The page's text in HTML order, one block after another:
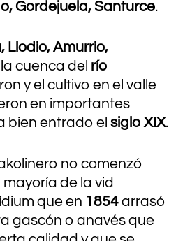
Gordejuela, Santurce.
Llodio, Amurrio,
cuenca del río
y el cultivo en el valle
en importantes
bien entrado el siglo XIX.
no comenzó
de la vid
que en 1854arrasó
gascón o anavés que